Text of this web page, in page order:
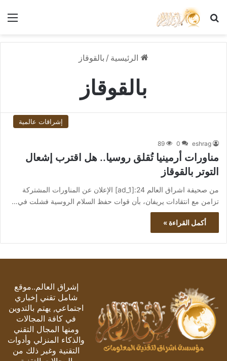
بحث عن
الرئيسية / بالقوقاز
بالقوقاز
إشراقات عالمية
eshrag
0
89
مناورات أرمينيا تُقلق روسيا.. هل اقترب إشعال
التوتر بالقوقاز
من صحيفة اشراق العالم 24:[ad_1] الإعلان عن المناورات المشتركة
تزامن مع انتقادات يريفان، بأن قوات حفظ السلام الروسية فشلت في…
أكمل القراءة »
إشراق العالم..موقع
شامل تقني إخباري
اجتماعي, يهتم بالتدوين
في كافة المجالات
ومنها المجال التقني
والذكاء المنزلي وأدوات
التقنية وغير ذلك من